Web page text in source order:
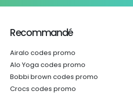
Recommandé
Airalo codes promo
Alo Yoga codes promo
Bobbi brown codes promo
Crocs codes promo